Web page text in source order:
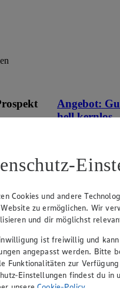
an.
Angebot:
hell kernlos
aus Spanien
Cookies und andere
zu ermöglichen. Wir
und dir möglichst
ist freiwillig und
angepasst werden. Bitte
Funktionalitäten zur
Einstellungen findest du in
unsereCookie-Policy.